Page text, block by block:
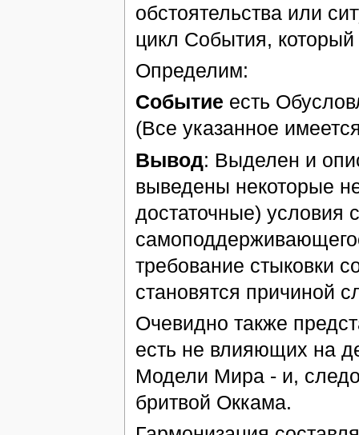
обстоятельства или
цикл События,
Определим:
Событие есть
(Все указанное
Вывод: Выделен и
выведены некоторые
достаточные) условия
требование стыковки
становятся причиной
Очевидно также
есть не влияющих на
Модели Мира - и,
бритвой Оккама.